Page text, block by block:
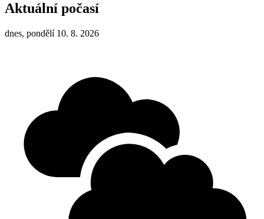
Aktuální počasí
dnes, pondělí 10. 8. 2026